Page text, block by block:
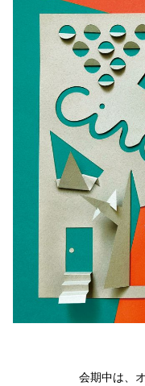
会期中は、